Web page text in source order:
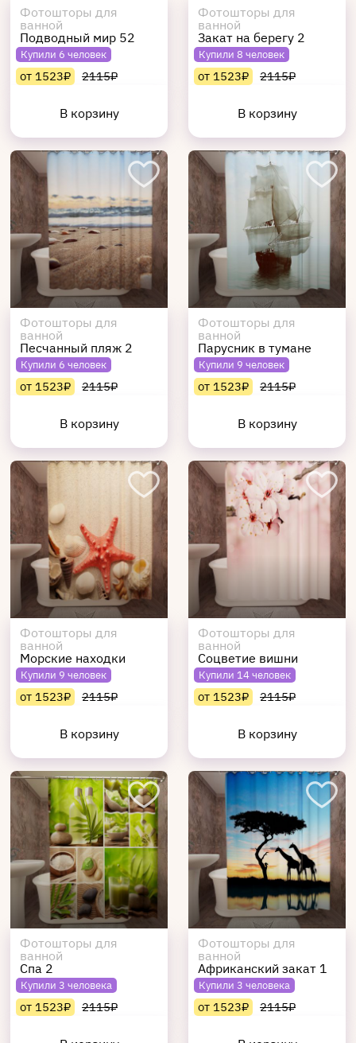
Фотошторы для
ванной
Подводный мир 52
Купили 6 человек
от 1523₽ 2115₽
В корзину
Фотошторы для
ванной
Закат на берегу 2
Купили 8 человек
от 1523₽ 2115₽
В корзину
Фотошторы для
ванной
Песчанный пляж 2
Купили 6 человек
от 1523₽ 2115₽
В корзину
Фотошторы для
ванной
Парусник в тумане
Купили 9 человек
от 1523₽ 2115₽
В корзину
Фотошторы для
ванной
Морские находки
Купили 9 человек
от 1523₽ 2115₽
В корзину
Фотошторы для
ванной
Соцветие вишни
Купили 14 человек
от 1523₽ 2115₽
В корзину
Фотошторы для
ванной
Спа 2
Купили 3 человека
от 1523₽ 2115₽
Фотошторы для
ванной
Африканский закат 1
Купили 3 человека
от 1523₽ 2115₽